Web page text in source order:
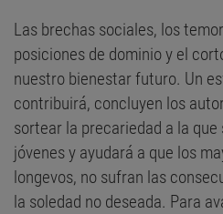
Las brechas sociales, los
posiciones de dominio y el
nuestro bienestar futuro. Un
contribuirá, concluyen los
sortear la precariedad a la
jóvenes y ayudará a que los
longevos, no sufran las
la soledad no deseada. Para